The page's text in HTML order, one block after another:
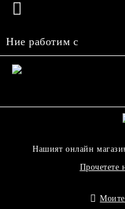
Ние работим с
Нашият онлайн
Прочетете